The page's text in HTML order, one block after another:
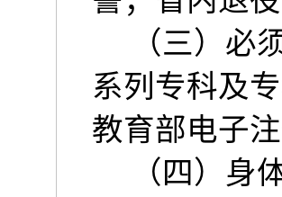
（三）必
系列专科及
教育部电子注
（四）身